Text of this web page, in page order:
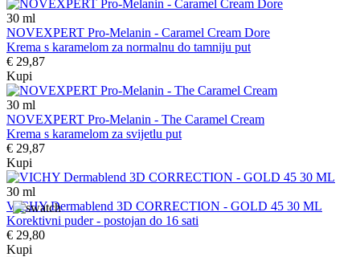
30 ml
NOVEXPERT Pro-Melanin - Caramel Cream Dore
Krema s karamelom za normalnu do tamniju put
€ 29,87
Kupi
30 ml
NOVEXPERT Pro-Melanin - The Caramel Cream
Krema s karamelom za svijetlu put
€ 29,87
Kupi
30 ml
VICHY Dermablend 3D CORRECTION - GOLD 45 30 ML
Korektivni puder - postojan do 16 sati
€ 29,80
Kupi